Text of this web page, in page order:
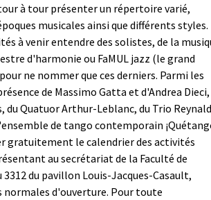
à tour présenter un répertoire varié,
musicales ainsi que différents styles.
à venir entendre des solistes, de la
d'harmonie ou FaMUL jazz (le grand
ne nommer que ces derniers. Parmi les
de Massimo Gatta et d'Andrea Dieci,
Quatuor Arthur-Leblanc, du Trio
de tango contemporain
gratuitement le calendrier des activités
au secrétariat de la Faculté de
3312 du pavillon Louis-Jacques-Casault,
normales d'ouverture. Pour toute